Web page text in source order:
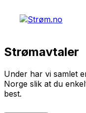
Strømavtaler
Under har vi samlet
Norge slik at du
best.